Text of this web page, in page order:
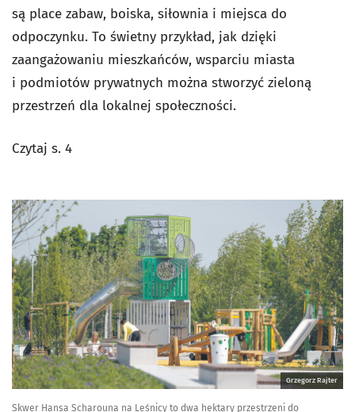
są place zabaw, boiska, siłownia i miejsca do
odpoczynku. To świetny przykład, jak dzięki
zaangażowaniu mieszkańców, wsparciu miasta
i podmiotów prywatnych można stworzyć zieloną
przestrzeń dla lokalnej społeczności.
Czytaj s. 4
Grzegorz Rajter
Skwer Hansa Scharouna na Leśnicy to dwa hektary przestrzeni do